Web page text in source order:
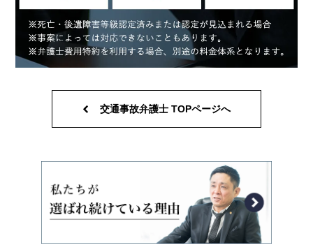
交通事故弁護士 TOPページへ